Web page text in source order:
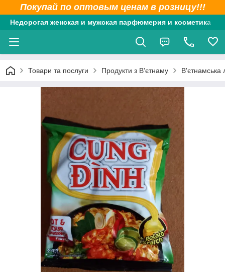
Покупай по оптовым ценам в розницу!!!
Недорогая женская и мужская парфюмерия и косметика
Товари та послуги Продукти з В'єтнаму В'єтнамська